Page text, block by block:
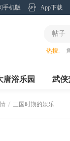
手机版 App下载
帖子
热搜:
唐浴乐园 武侠
三国时期的娱乐